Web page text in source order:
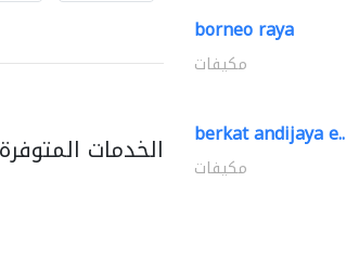
الخدمات
borneo raya
مكيفات
berkat andijaya e..
مكيفات